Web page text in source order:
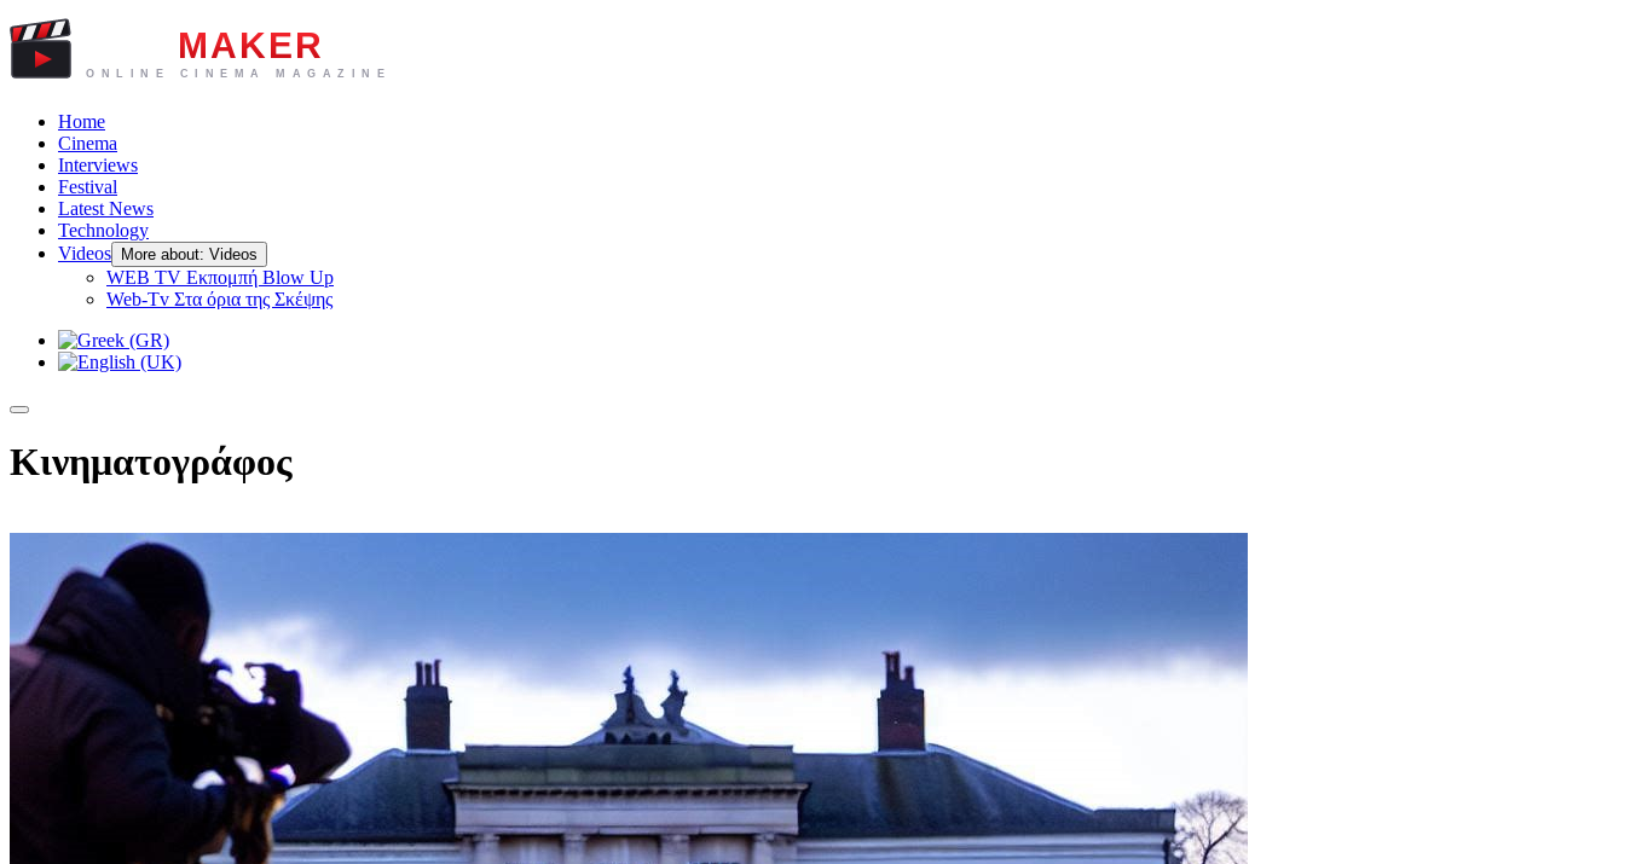
Home
Cinema
Interviews
Festival
Latest News
Technology
Videos
More about: Videos
WEB TV Eκπομπή Blow Up
Web-Tv Στα όρια της Σκέψης
Κινηματογράφος